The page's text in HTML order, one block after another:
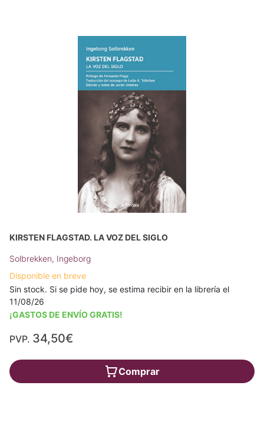
KIRSTEN FLAGSTAD. LA VOZ DEL SIGLO
Solbrekken, Ingeborg
Disponible en breve
Sin stock. Si se pide hoy, se estima recibir en la librería el
11/08/26
¡GASTOS DE ENVÍO GRATIS!
PVP. 34,50€
Comprar